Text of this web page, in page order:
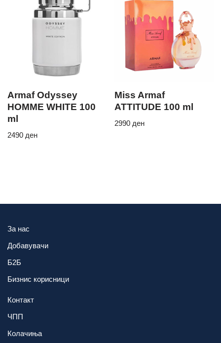
Armaf Odyssey
HOMME WHITE 100
ml
2490 ден
Miss Armaf
ATTITUDE 100 ml
2990 ден
За нас
Добавувачи
Б2Б
Бизнис корисници
Контакт
ЧПП
Колачиња